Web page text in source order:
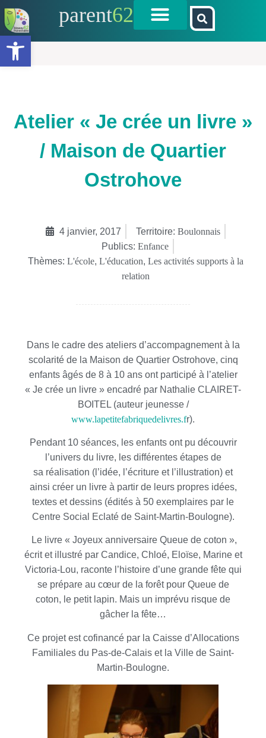
Ouvrir la barre d’outils
parent62
Atelier « Je crée un livre »
/ Maison de Quartier
Ostrohove
4 janvier, 2017 Territoire: Boulonnais
Publics: Enfance
Thèmes: L'école, L'éducation, Les activités supports à la
relation
Dans le cadre des ateliers d’accompagnement à la
scolarité de la Maison de Quartier Ostrohove, cinq
enfants âgés de 8 à 10 ans ont participé à l’atelier
« Je crée un livre » encadré par Nathalie CLAIRET-
BOITEL (auteur jeunesse /
www.lapetitefabriquedelivres.fr).
Pendant 10 séances, les enfants ont pu découvrir
l’univers du livre, les différentes étapes de
sa réalisation (l’idée, l’écriture et l’illustration) et
ainsi créer un livre à partir de leurs propres idées,
textes et dessins (édités à 50 exemplaires par le
Centre Social Eclaté de Saint-Martin-Boulogne).
Le livre « Joyeux anniversaire Queue de coton »,
écrit et illustré par Candice, Chloé, Eloïse, Marine et
Victoria-Lou, raconte l’histoire d’une grande fête qui
se prépare au cœur de la forêt pour Queue de
coton, le petit lapin. Mais un imprévu risque de
gâcher la fête…
Ce projet est cofinancé par la Caisse d’Allocations
Familiales du Pas-de-Calais et la Ville de Saint-
Martin-Boulogne.